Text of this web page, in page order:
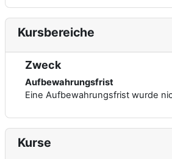
Kursbereiche
Zweck
Aufbewahrungsfrist
Eine Aufbewahrungsfrist wurde
Kurse